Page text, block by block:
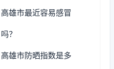
高雄市最近容易感冒
吗？
高雄市防晒指数是多